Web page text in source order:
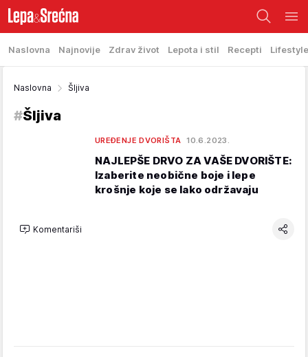
Naslovna Najnovije Zdrav život Lepota i stil Recepti Lifestyle
Naslovna Šljiva
#Šljiva
UREĐENJE DVORIŠTA 10.6.2023.
NAJLEPŠE DRVO ZA VAŠE DVORIŠTE:
Izaberite neobične boje i lepe
krošnje koje se lako održavaju
Komentariši